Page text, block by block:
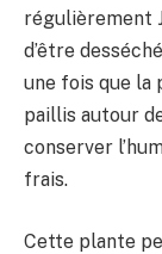
régulièrement
d’être
une fois que la
paillis autour
conserver
frais.
Cette plante